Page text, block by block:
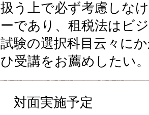
扱う上で必ず考慮しな
ーであり、租税法はビ
試験の選択科目云々に
ひ受講をお薦めしたい。
対面実施予定